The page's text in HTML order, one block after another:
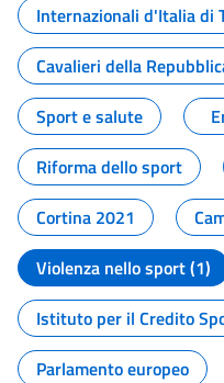
Internazionali d'Italia di
Cavalieri della
Sport e salute
Riforma dello sport
Cortina 2021
Violenza nello sport (1)
Istituto per il Credito
Parlamento europeo